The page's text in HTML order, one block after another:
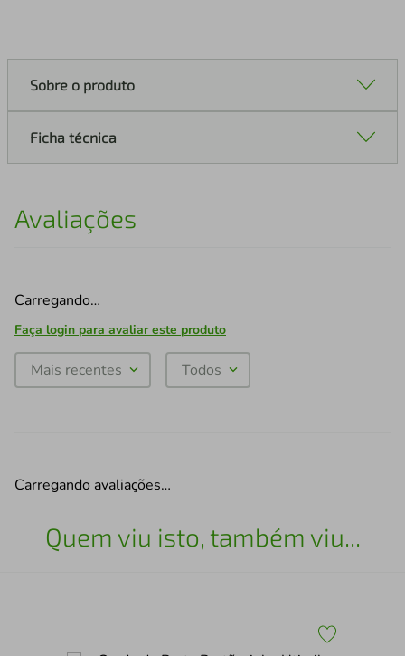
Sobre o produto
Ficha técnica
Avaliações
Carregando…
Faça login para avaliar este produto
Mais recentes Todos
Carregando avaliações…
Quem viu isto, também viu...